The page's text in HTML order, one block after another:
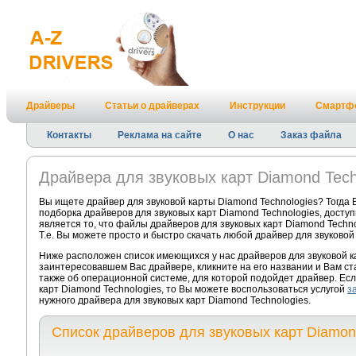
Драйверы Статьи о драйверах Инструкции
Контакты Реклама на сайте О нас Заказ файла
Драйвера для звуковых карт Diamond
Вы ищете драйвер для звуковой карты Diamond Technologies?
подборка драйверов для звуковых карт Diamond Technologies,
является то, что файлы драйверов для звуковых карт Diamond
Т.е. Вы можете просто и быстро скачать любой драйвер для
Ниже расположен список имеющихся у нас драйверов для звуковой
заинтересовавшем Вас драйвере, кликните на его названии и Вам
также об операционной системе, для которой подойдет драйвер.
карт Diamond Technologies, то Вы можете воспользоваться услугой
нужного драйвера для звуковых карт Diamond Technologies.
Список драйверов для звуковых карт